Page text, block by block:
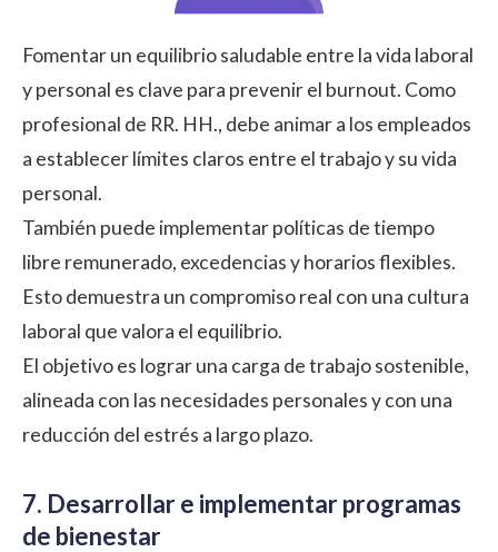
Fomentar un equilibrio saludable entre la vida laboral
y personal es clave para prevenir el burnout. Como
profesional de RR. HH., debe animar a los empleados
a establecer límites claros entre el trabajo y su vida
personal.
También puede implementar políticas de tiempo
libre remunerado, excedencias y horarios flexibles.
Esto demuestra un compromiso real con una cultura
laboral que valora el equilibrio.
El objetivo es lograr una carga de trabajo sostenible,
alineada con las necesidades personales y con una
reducción del estrés a largo plazo.
7. Desarrollar e implementar programas
de bienestar